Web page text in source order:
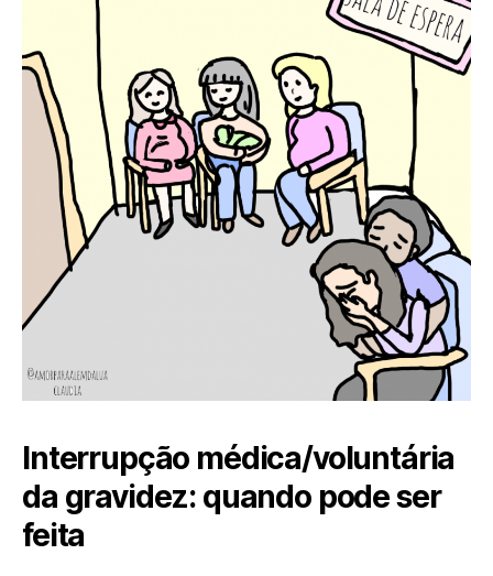
Interrupção médica/voluntária
da gravidez: quando pode ser
feita